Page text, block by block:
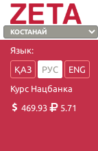
Язык:
ҚАЗ
РУС
ENG
Курс Нацбанка
469.93
5.71